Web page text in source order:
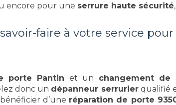
encore pour une serrure haute sécurité
faire à votre service pour
porte Pantinet un changement de
donc un dépanneur serrurierqualifié
d’une réparation de porte